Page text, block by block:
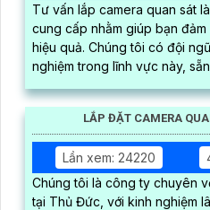
Tư vấn lắp camera quan sát
cung cấp nhằm giúp bạn
hiệu quả. Chúng tôi có đội ngũ chuyên viên giàu kinh
nghiệm trong lĩnh vực này,
LẮP ĐẶT CAMERA
Lần xem: 24220
Chúng tôi là công ty chuyên
tại Thủ Đức, với kinh nghiệm